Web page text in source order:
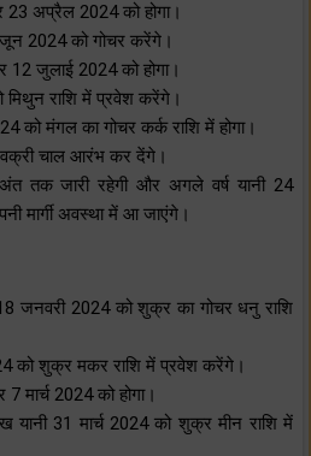
23 अप्रैल 2024 को होगा।
2024 को गोचर करेंगे।
12 जुलाई 2024 को होगा।
राशि में प्रवेश करेंगे।
को मंगल का गोचर कर्क राशि में होगा।
चाल आरंभ कर देंगे।
तक जारी रहेगी और अगले वर्ष यानी 24
मार्गी अवस्था में आ जाएंगे।
जनवरी 2024 को शुक्र का गोचर धनु राशि
को शुक्र मकर राशि में प्रवेश करेंगे।
मार्च 2024 को होगा।
यानी 31 मार्च 2024 को शुक्र मीन राशि में